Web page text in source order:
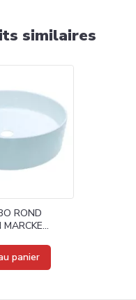
similaires
ROND
panier